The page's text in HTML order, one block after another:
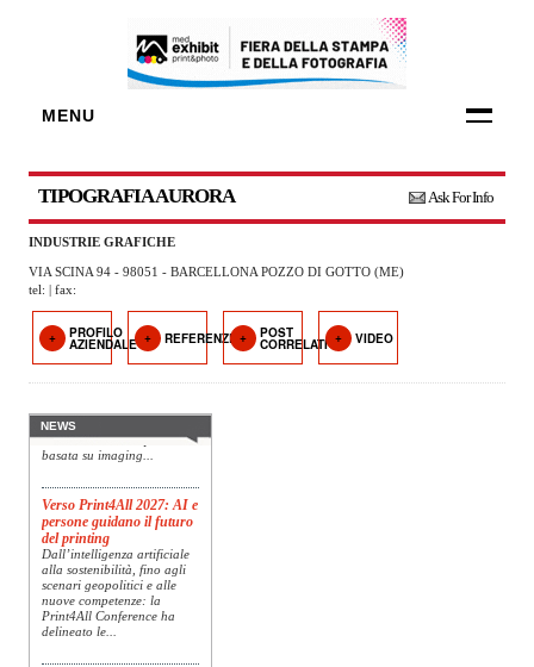
MENU
ZOOM
TEMATICI
Ask For Info
TIPOGRAFIA AURORA
INDUSTRIE GRAFICHE
VIA SCINA 94 - 98051 - BARCELLONA POZZO DI GOTTO (ME)
tel: | fax:
PROFILO
AZIENDALE REFERENZE POST
CORRELATI VIDEO
NEWS
Konica Minolta presenta
presenta Specim RETEX,
una soluzione completa
basata su imaging...
Verso Print4All 2027: AI e
persone guidano il futuro
del printing
Dall’intelligenza artificiale
alla sostenibilità, fino agli
scenari geopolitici e alle
nuove competenze: la
Print4All Conference ha
delineato le...